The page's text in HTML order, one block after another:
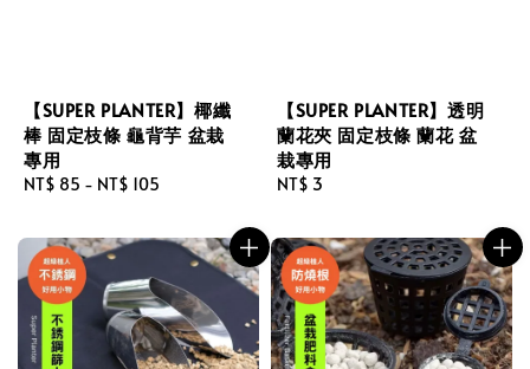
【SUPER PLANTER】椰纖
棒 固定枝條 龜背芋 盆栽
專用
Regular
NT$ 85 - NT$ 105
【SUPER PLANTER】透明
蘭花夾 固定枝條 蘭花 盆
栽專用
Regular
NT$ 3